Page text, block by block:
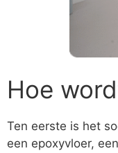
Hoe
Ten eerste is het
een epoxyvloer,